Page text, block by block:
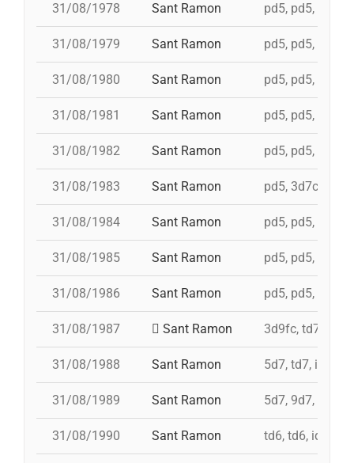
31/08/1978 Sant Ramon pd5, pd5, pd5,
31/08/1979 Sant Ramon pd5, pd5, pd5,
31/08/1980 Sant Ramon pd5, pd5, pd5,
31/08/1981 Sant Ramon pd5, pd5, pd5,
31/08/1982 Sant Ramon pd5, pd5, pd5,
31/08/1983 Sant Ramon pd5, 3d7c,
31/08/1984 Sant Ramon pd5, pd5, pd5,
31/08/1985 Sant Ramon pd5, pd5, pd5,
31/08/1986 Sant Ramon pd5, pd5, pd5,
31/08/1987 Sant Ramon 3d9fc, td7, 4d8,
31/08/1988 Sant Ramon 5d7, td7, id
31/08/1989 Sant Ramon 5d7, 9d7, 4d8
31/08/1990 Sant Ramon td6, td6, id